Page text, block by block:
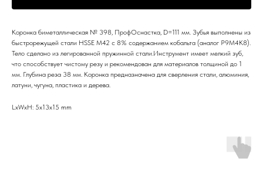
Коронка биметаллическая № 398, ПрофОснастка, D=111 мм. Зубья выполнены из
быстрорежущей стали HSSE M42 c 8% содержанием кобальта (аналог Р9М4К8).
Тело сделано из легированной пружинной стали.Инструмент имеет мелкий зуб,
что способствует чистому резу и рекомендован для материалов толщиной до 1
мм. Глубина реза 38 мм. Коронка предназначена для сверления стали, алюминия,
латуни, чугуна, пластика и дерева.
LxWxH: 5x13x15 mm